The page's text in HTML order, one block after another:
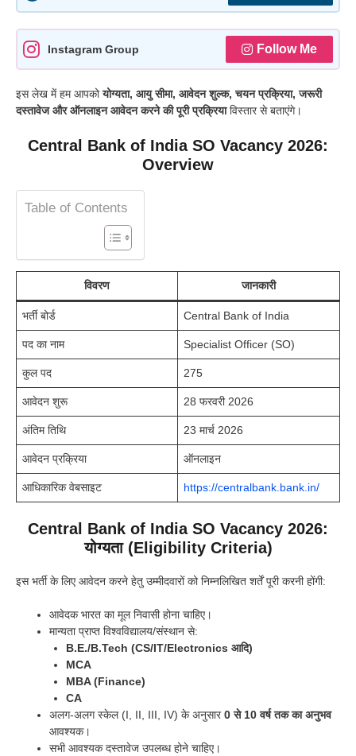
Instagram Group Follow Me
इस लेख में हम आपकोयोग्यता, आयु सीमा, आवेदन शुल्क, चयन प्रक्रिया, जरूरी
दस्तावेज और ऑनलाइन आवेदन करने की पूरी प्रक्रियाविस्तार से बताएंगे।
Central Bank of India SO Vacancy 2026:
Overview
Table of Contents
विवरण जानकारी
भर्ती बोर्ड Central Bank of India
पद का नाम Specialist Officer (SO)
कुल पद 275
आवेदन शुरू 28 फरवरी 2026
अंतिम तिथि 23 मार्च 2026
आवेदन प्रक्रिया ऑनलाइन
आधिकारिक वेबसाइट https://centralbank.bank.in/
Central Bank of India SO Vacancy 2026:
योग्यता (Eligibility Criteria)
इस भर्ती के लिए आवेदन करने हेतु उम्मीदवारों को निम्नलिखित शर्तें पूरी करनी होंगी:
आवेदक भारत का मूल निवासी होना चाहिए।
मान्यता प्राप्त विश्वविद्यालय/संस्थान से:
B.E./B.Tech (CS/IT/Electronics आदि)
MCA
MBA (Finance)
CA
अलग-अलग स्केल (I, II, III, IV) के अनुसार0 से 10 वर्ष तक का अनुभव
आवश्यक।
सभी आवश्यक दस्तावेज उपलब्ध होने चाहिए।